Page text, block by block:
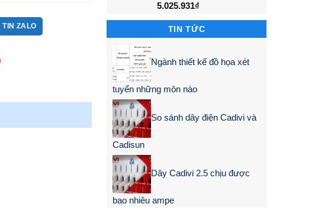
5.025.931₫
TIN TỨC
Ngành thiết kế đồ họa xét
tuyển những môn nào
So sánh dây điện Cadivi và
Cadisun
Dây Cadivi 2.5 chịu được
bao nhiêu ampe
TIN ZALO